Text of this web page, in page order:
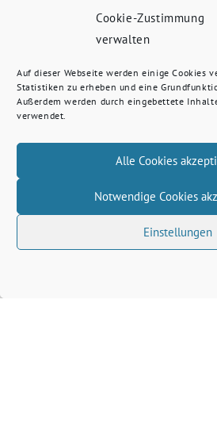
Cookie-Zustimmung
verwalten
Auf dieser Webseite werden einige Cookies
Statistiken zu erheben und eine
Außerdem werden durch eingebettete
verwendet.
Alle Cookies
Notwendige Cookies
Einstellungen